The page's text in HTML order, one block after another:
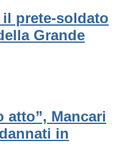
il prete-soldato
Grande
atto”, Mancari
in